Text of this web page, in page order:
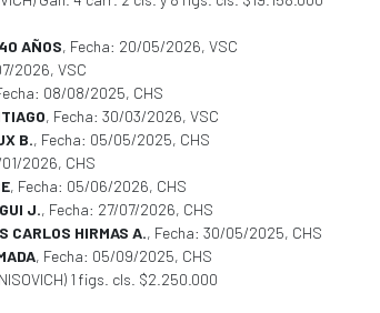
AÑOS, Fecha: 20/05/2026, VSC
2026, VSC
08/08/2025, CHS
, Fecha: 30/03/2026, VSC
B., Fecha: 05/05/2025, CHS
2026, CHS
, Fecha: 05/06/2026, CHS
J., Fecha: 27/07/2026, CHS
CARLOS HIRMAS A., Fecha: 30/05/2025, CHS
, Fecha: 05/09/2025, CHS
1 figs. cls. $2.250.000